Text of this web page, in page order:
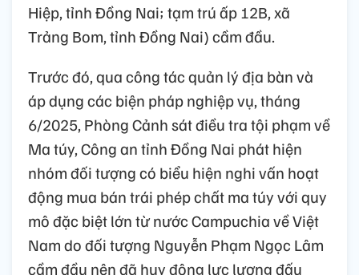
Hiệp, tỉnh Đồng Nai; tạm trú ấp 12B, xã
Trảng Bom, tỉnh Đồng Nai) cầm đầu.
Trước đó, qua công tác quản lý địa bàn và
áp dụng các biện pháp nghiệp vụ, tháng
6/2025, Phòng Cảnh sát điều tra tội phạm về
Ma túy, Công an tỉnh Đồng Nai phát hiện
nhóm đối tượng có biểu hiện nghi vấn hoạt
động mua bán trái phép chất ma túy với quy
mô đặc biệt lớn từ nước Campuchia về Việt
Nam do đối tượng Nguyễn Phạm Ngọc Lâm
cầm đầu nên đã huy động lực lượng đấu